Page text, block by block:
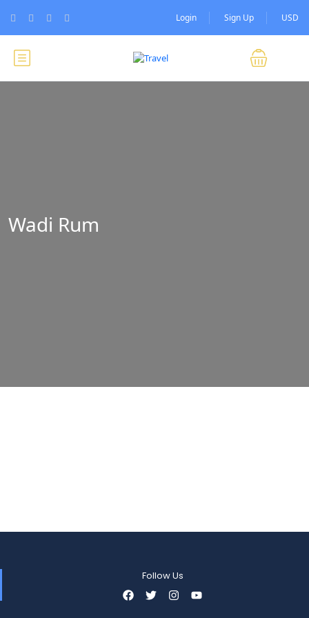
Login Sign Up USD
Wadi Rum
Follow Us